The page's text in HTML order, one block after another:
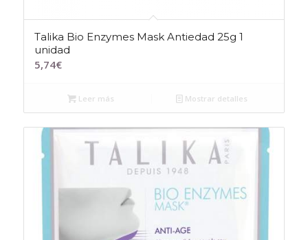
Talika Bio Enzymes Mask Antiedad 25g 1
unidad
5,74€
Leer más Mostrar detalles